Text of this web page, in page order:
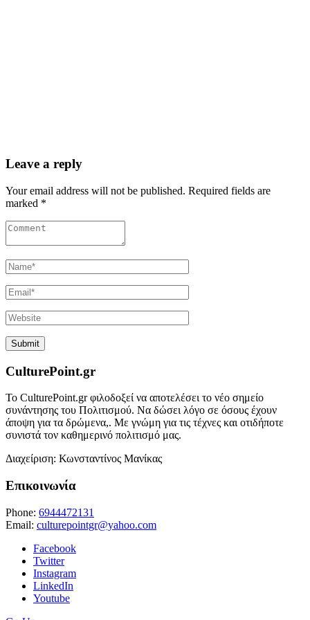
Leave a reply
Your email address will not be published. Required fields are
marked *
CulturePoint.gr
Το CulturePoint.gr φιλοδοξεί να αποτελέσει το νέο σημείο
συνάντησης του Πολιτισμού. Να δώσει λόγο σε όσους έχουν
άποψη για τα δρώμενα,. Με γνώμη για τις τέχνες και οτιδήποτε
συνιστά τον καθημερινό πολιτισμό μας.
Διαχείριση: Κωνσταντίνος Μανίκας
Επικοινωνία
Phone: 6944472131
Email: culturepointgr@yahoo.com
Facebook
Twitter
Instagram
LinkedIn
Youtube